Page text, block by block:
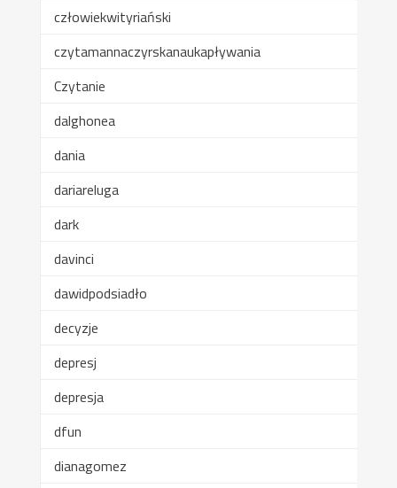
człowiekwityriański
czytamannaczyrskanaukapływania
Czytanie
dalghonea
dania
dariareluga
dark
davinci
dawidpodsiadło
decyzje
depresj
depresja
dfun
dianagomez